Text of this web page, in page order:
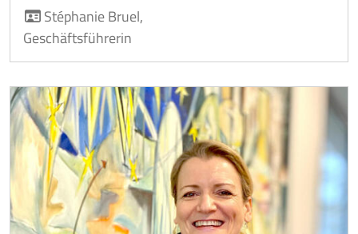
Stéphanie Bruel,
Geschäftsführerin